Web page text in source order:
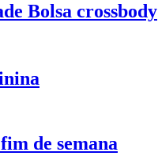
Bolsa crossbody
de semana